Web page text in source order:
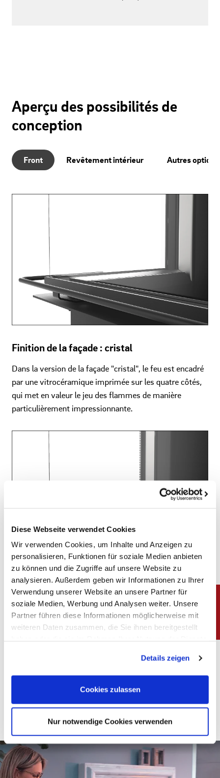
Diese Webseite verwendet Cookies
Wir verwenden Cookies, um Inhalte und Anzeigen zu
personalisieren, Funktionen für soziale Medien anbieten
zu können und die Zugriffe auf unsere Website zu
analysieren. Außerdem geben wir Informationen zu Ihrer
Verwendung unserer Website an unsere Partner für
soziale Medien, Werbung und Analysen weiter. Unsere
Partner führen diese Informationen möglicherweise mit
weiteren Daten zusammen, die Sie ihnen bereitgestellt
Cookies, wenn Sie unsere Webseite weiterhin nutzen.
Impressum
|Datenschutz
Details zeigen
Cookies zulassen
Nur notwendige Cookies verwenden
Aperçu des possibilités de
conception
Front Revêtement intérieur Autres options
Finition de la façade : cristal
Dans la version de la façade "cristal", le feu est encadré
par une vitrocéramique imprimée sur les quatre côtés,
qui met en valeur le jeu des flammes de manière
particulièrement impressionnante.
Finition de la façade anthracite
La vitrocéramique est encadrée par un cadre en acier. Le
profilé de porte de haute qualité convainc par sa
résistance et sa stabilité particulières.